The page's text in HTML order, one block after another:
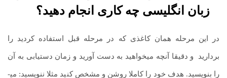
زبان انگلیسی چه کاری انجام دهید؟
در این مرحله همان کاغذی که در مرحله قبل استفاده کردید را
بردارید و دقیقا آنچه می­خواهید به دست آورید و زمان دستیابی به آن
را بنویسید. هدف خود را کاملا روشن و مشخص کنید مثلا ننویسید: می­